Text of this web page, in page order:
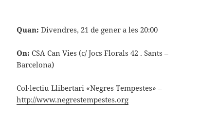
Quan:Divendres, 21 de gener a les 20:00
On:CSA Can Vies (c/ Jocs Florals 42 . Sants –
Barcelona)
Col·lectiu Llibertari «Negres Tempestes» –
http://www.negrestempestes.org